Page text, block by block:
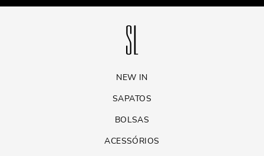
diferenciados, como as amarrações, para dar um toque único ao seu
mulher. Com tantas opções disponíveis — desde saltos baixos a altos
atenda a todas as suas necessidades, sem abrir mão do estilo e da
adicionará um toque de elegância ao seu visual, transformando
NEW IN
SAPATOS
BOLSAS
ACESSÓRIOS